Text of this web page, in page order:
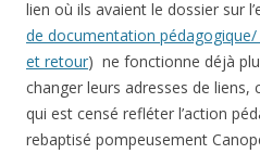
lien où ils avaient le dossier sur
de documentation
et retour) ne fonctionne déjà
changer leurs adresses de liens,
qui est censé refléter l’action
rebaptisé pompeusement